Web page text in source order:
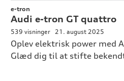
e-tron
Audi e-tron GT quattro
539 visninger 21. august 2025
Oplev elektrisk power med
Glæd dig til at stifte